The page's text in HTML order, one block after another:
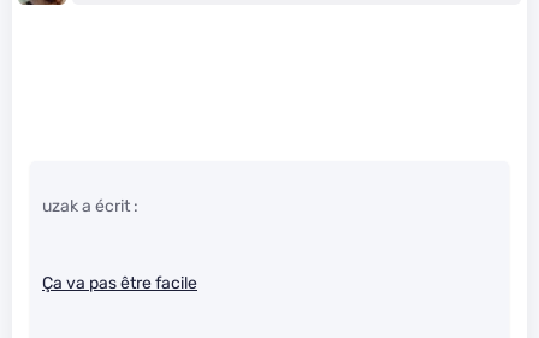
uzak a écrit :
Ça va pas être facile